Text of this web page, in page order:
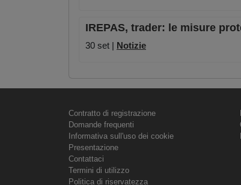
IREPAS, trader: le misure
30 set | Notizie
Contratto di registrazione
Domande frequenti
Informativa sull'uso dei cookie
Presentazione
Contattaci
Termini di utilizzo
Politica di riservatezza